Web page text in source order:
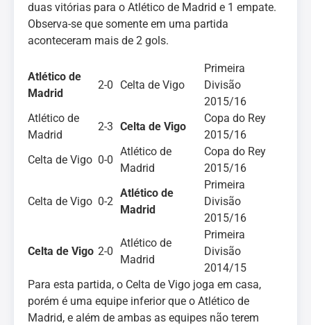
duas vitórias para o Atlético de Madrid e 1 empate.
Observa-se que somente em uma partida
aconteceram mais de 2 gols.
Atlético de
Madrid
2-0 Celta de Vigo
Primeira
Divisão
2015/16
Atlético de
Madrid
2-3 Celta de Vigo
Copa do Rey
2015/16
Celta de Vigo 0-0
Atlético de
Madrid
Copa do Rey
2015/16
Celta de Vigo 0-2
Atlético de
Madrid
Primeira
Divisão
2015/16
Celta de Vigo 2-0
Atlético de
Madrid
Primeira
Divisão
2014/15
Para esta partida, o Celta de Vigo joga em casa,
porém é uma equipe inferior que o Atlético de
Madrid, e além de ambas as equipes não terem